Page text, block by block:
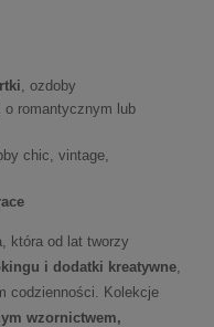
, ozdoby
o romantycznym lub
chic, vintage,
która od lat tworzy
i dodatki kreatywne,
codzienności. Kolekcje
wzornictwem,